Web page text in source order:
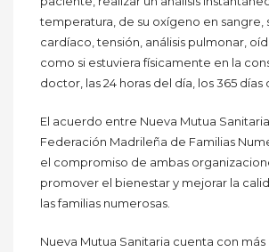
temperatura, de su oxígeno en sangre,
cardíaco, tensión, análisis pulmonar,
como si estuviera físicamente en la
doctor, las 24 horas del día, los 365 días
El acuerdo entre Nueva Mutua
Federación Madrileña de Familias
el compromiso de ambas
promover el bienestar y mejorar la
las familias numerosas.
Nueva Mutua Sanitaria cuenta con más